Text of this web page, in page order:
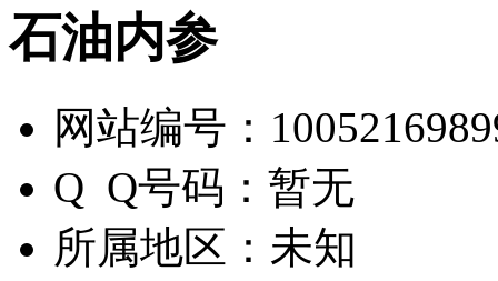
石油内参
网站编号：
Q Q号码： 暂无
所属地区： 未知